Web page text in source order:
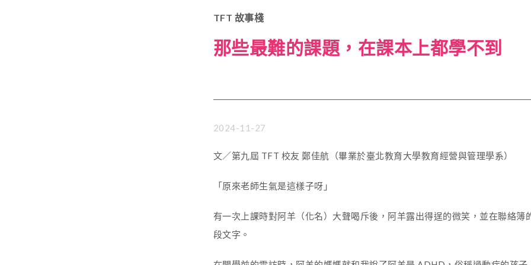
TFT 故事棧
那些最難的課題，在課本上都學不到
2024-11-27
文／第九屆 TFT 校友 鄭佳航（畢業於臺北教育大學教育經營與管理學系）
「原來老師生氣是這樣子呀」
有一次上課時對阿羊（化名）大聲喝斥後，阿羊露出得逞的微笑，並在聯絡簿
段文字。